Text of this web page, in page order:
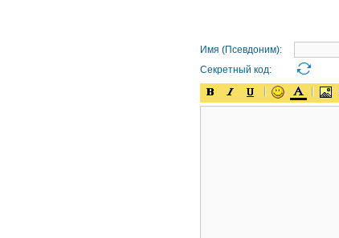
Имя (Псевдоним):
Секретный код: